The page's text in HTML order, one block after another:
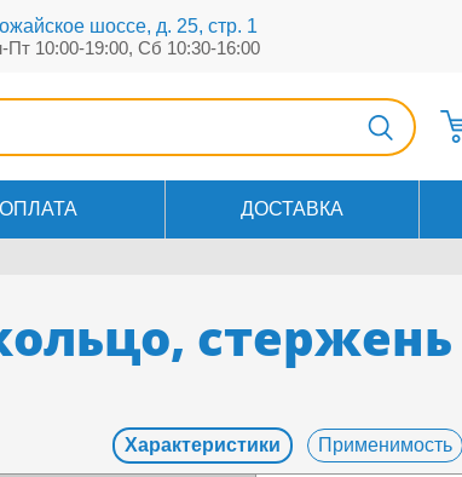
шоссе, д. 25, стр. 1
Пт 10:00-19:00, Сб 10:30-16:00
ОПЛАТА ДОСТАВКА
Характеристики Применимость